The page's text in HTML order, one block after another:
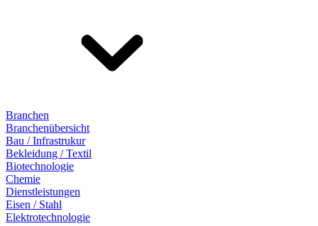
Branchen
Branchenübersicht
Bau / Infrastrukur
Bekleidung / Textil
Biotechnologie
Chemie
Dienstleistungen
Eisen / Stahl
Elektrotechnologie